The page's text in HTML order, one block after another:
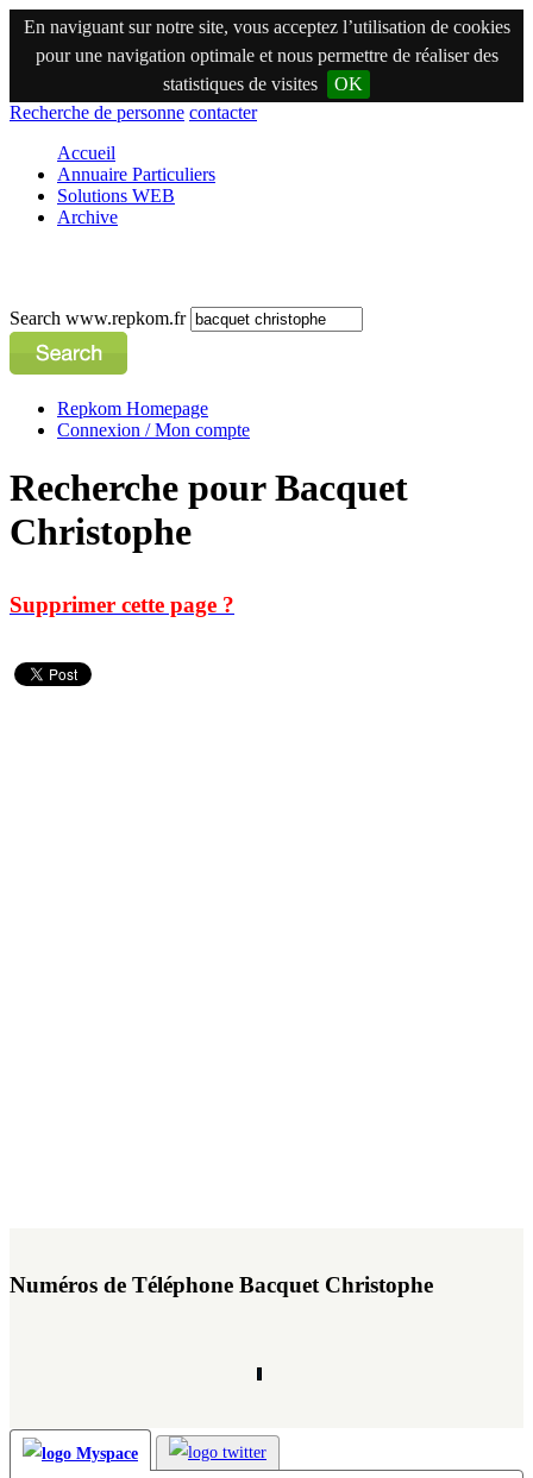
En naviguant sur notre site, vous acceptez l’utilisation de cookies
pour une navigation optimale et nous permettre de réaliser des
statistiques de visites
OK
Recherche de personne contacter
Accueil
Annuaire Particuliers
Solutions WEB
Archive
Search www.repkom.fr
Repkom Homepage
Connexion / Mon compte
Recherche pour Bacquet
Christophe
Supprimer cette page ?
Numéros de Téléphone Bacquet Christophe